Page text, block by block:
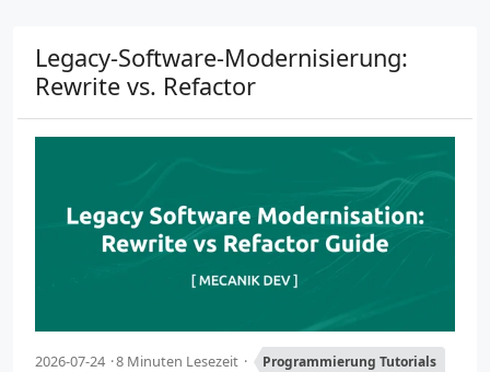
Legacy-Software-Modernisierung:
Rewrite vs. Refactor
2026-07-24 8 Minuten Lesezeit Programmierung Tutorials